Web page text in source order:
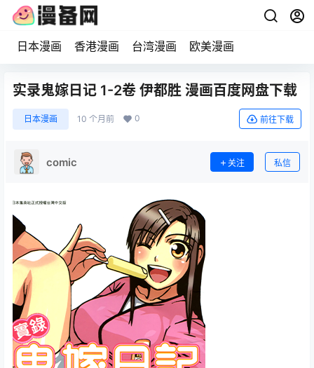
日本漫画 香港漫画 台湾漫画 欧美漫画
实录鬼嫁日记 1-2卷 伊都胜 漫画百度网盘下载
日本漫画 10 个月前 0 前往下载
comic 关注 私信